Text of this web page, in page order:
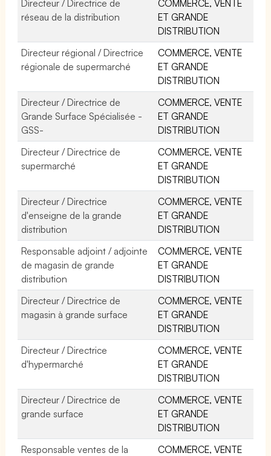
Directeur / Directrice de
réseau de la distribution
COMMERCE, VENTE
ET GRANDE
DISTRIBUTION
Directeur régional / Directrice
régionale de supermarché
COMMERCE, VENTE
ET GRANDE
DISTRIBUTION
Directeur / Directrice de
Grande Surface Spécialisée -
GSS-
COMMERCE, VENTE
ET GRANDE
DISTRIBUTION
Directeur / Directrice de
supermarché
COMMERCE, VENTE
ET GRANDE
DISTRIBUTION
Directeur / Directrice
d'enseigne de la grande
distribution
COMMERCE, VENTE
ET GRANDE
DISTRIBUTION
Responsable adjoint / adjointe
de magasin de grande
distribution
COMMERCE, VENTE
ET GRANDE
DISTRIBUTION
Directeur / Directrice de
magasin à grande surface
COMMERCE, VENTE
ET GRANDE
DISTRIBUTION
Directeur / Directrice
d'hypermarché
COMMERCE, VENTE
ET GRANDE
DISTRIBUTION
Directeur / Directrice de
grande surface
COMMERCE, VENTE
ET GRANDE
DISTRIBUTION
Responsable ventes de la
COMMERCE, VENTE